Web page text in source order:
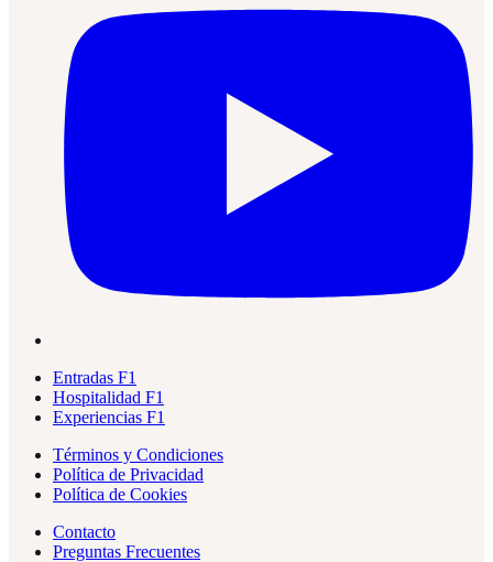
Entradas F1
Hospitalidad F1
Experiencias F1
Términos y Condiciones
Política de Privacidad
Política de Cookies
Contacto
Preguntas Frecuentes